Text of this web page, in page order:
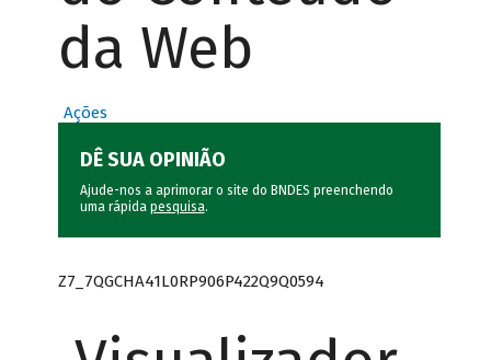
da Web
Ações
DÊ SUA OPINIÃO
Ajude-nos a aprimorar o site do BNDES preenchendo
uma rápida pesquisa.
Z7_7QGCHA41L0RP906P422Q9Q0594